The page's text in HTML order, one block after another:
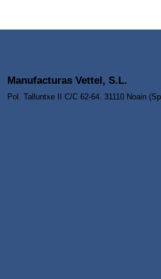
Manufacturas Vettel, S.L.
Pol. Talluntxe II C/C 62-64. 31110 Noain